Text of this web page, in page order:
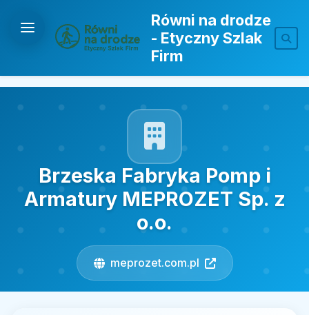
Równi na drodze
- Etyczny Szlak
Firm
Brzeska Fabryka Pomp i
Armatury MEPROZET Sp. z
o.o.
meprozet.com.pl